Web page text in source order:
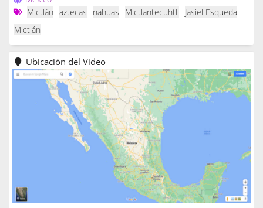
Mictlán aztecas nahuas Mictlantecuhtli
Jasiel Esqueda
Mictlán
Ubicación del Video